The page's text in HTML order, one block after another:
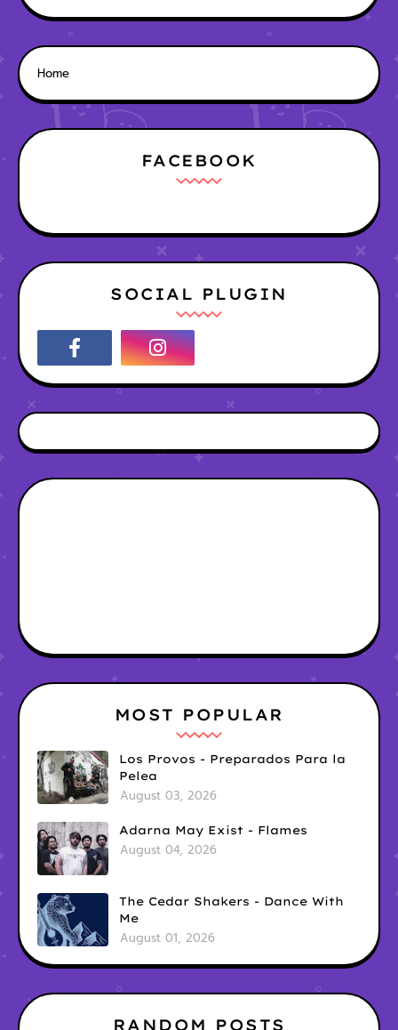
Home
FACEBOOK
SOCIAL PLUGIN
MOST POPULAR
Los Provos - Preparados Para la
Pelea
August 03, 2026
Adarna May Exist - Flames
August 04, 2026
The Cedar Shakers - Dance With
Me
August 01, 2026
RANDOM POSTS